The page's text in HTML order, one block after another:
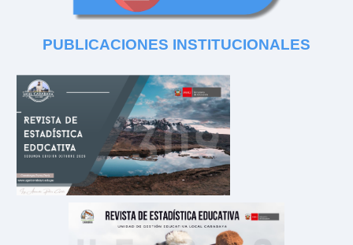
PUBLICACIONES INSTITUCIONALES